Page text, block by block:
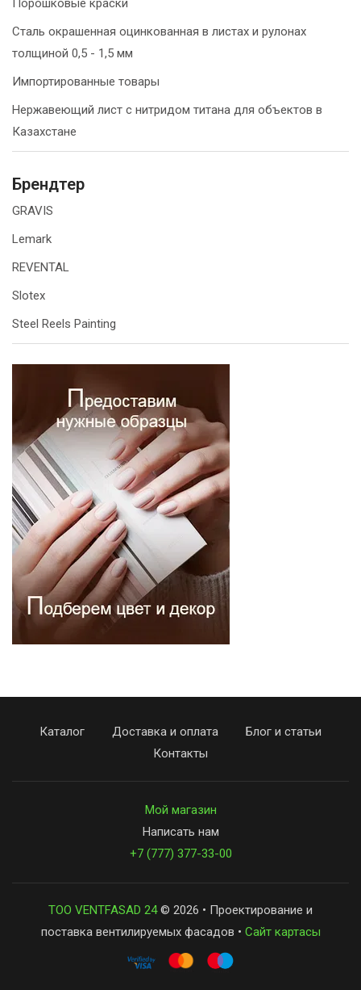
Порошковые краски
Сталь окрашенная оцинкованная в листах и рулонах
толщиной 0,5 - 1,5 мм
Импортированные товары
Нержавеющий лист с нитридом титана для объектов в
Казахстане
Брендтер
GRAVIS
Lemark
REVENTAL
Slotex
Steel Reels Painting
Каталог Доставка и оплата
Блог и статьи
Контакты
Мой магазин
Написать нам
+7 (777) 377-33-00
ТОО VENTFASAD 24© 2026 • Проектирование и
поставка вентилируемых фасадов • Сайт картасы